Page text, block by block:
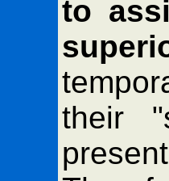
to
their